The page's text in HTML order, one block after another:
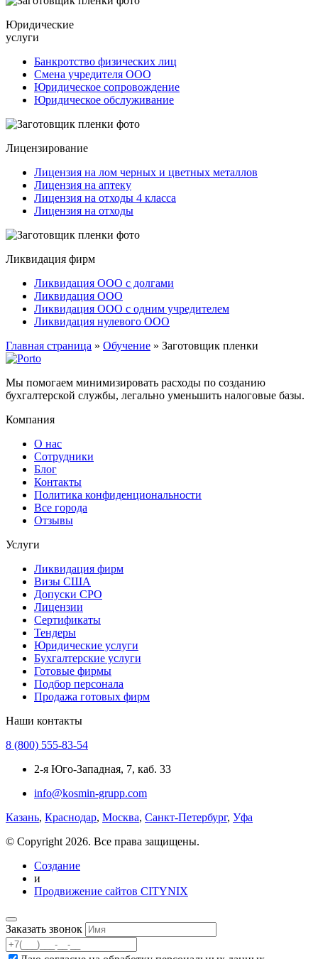
Юридические
услуги
Банкротство физических лиц
Смена учредителя ООО
Юридическое сопровождение
Юридическое обслуживание
Лицензирование
Лицензия на лом черных и цветных металлов
Лицензия на аптеку
Лицензия на отходы 4 класса
Лицензия на отходы
Ликвидация фирм
Ликвидация ООО с долгами
Ликвидация ООО
Ликвидация ООО с одним учредителем
Ликвидация нулевого ООО
Главная страница » Обучение » Заготовщик пленки
Мы помогаем минимизировать расходы по созданию
бухгалтерской службы, легально уменьшить налоговые базы.
Компания
О нас
Сотрудники
Блог
Контакты
Политика конфиденциональности
Все города
Отзывы
Услуги
Ликвидация фирм
Визы США
Допуски СРО
Лицензии
Сертификаты
Тендеры
Юридические услуги
Бухгалтерские услуги
Готовые фирмы
Подбор персонала
Продажа готовых фирм
Наши контакты
8 (800) 555-83-54
2-я Юго-Западная, 7, каб. 33
info@kosmin-grupp.com
Казань, Краснодар, Москва, Санкт-Петербург, Уфа
© Copyright 2026. Все права защищены.
Создание
и
Продвижение сайтов CITYNIX
Заказать звонок